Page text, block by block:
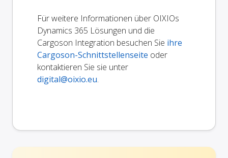
Für weitere Informationen über OIXIOs
Dynamics 365 Lösungen und die
Cargoson Integration besuchen Sie ihre
Cargoson-Schnittstellenseite oder
kontaktieren Sie sie unter
digital@oixio.eu.